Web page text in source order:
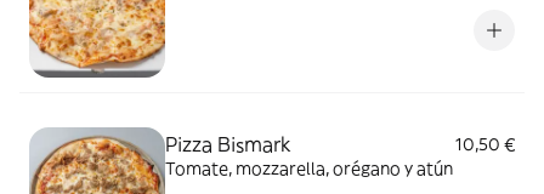
Pizza Bismark
10,50 €
Tomate, mozzarella, orégano y atún